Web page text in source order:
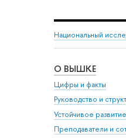
Национальный
О ВЫШКЕ
Цифры и факты
Руководство и
Устойчивое
Преподаватели и